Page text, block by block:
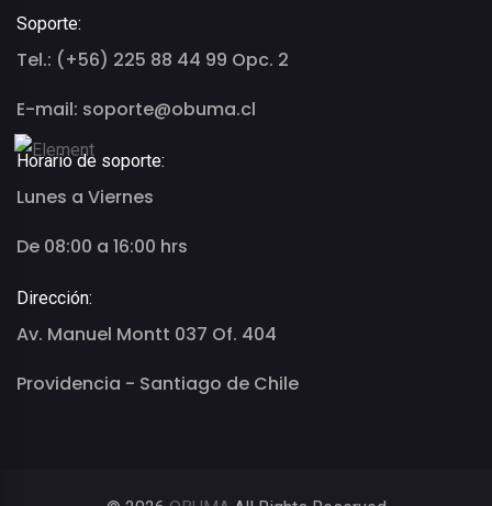
Soporte:
Tel.: (+56) 225 88 44 99 Opc. 2
E-mail: soporte@obuma.cl
Horario de soporte:
Lunes a Viernes
De 08:00 a 16:00 hrs
Dirección:
Av. Manuel Montt 037 Of. 404
Providencia - Santiago de Chile